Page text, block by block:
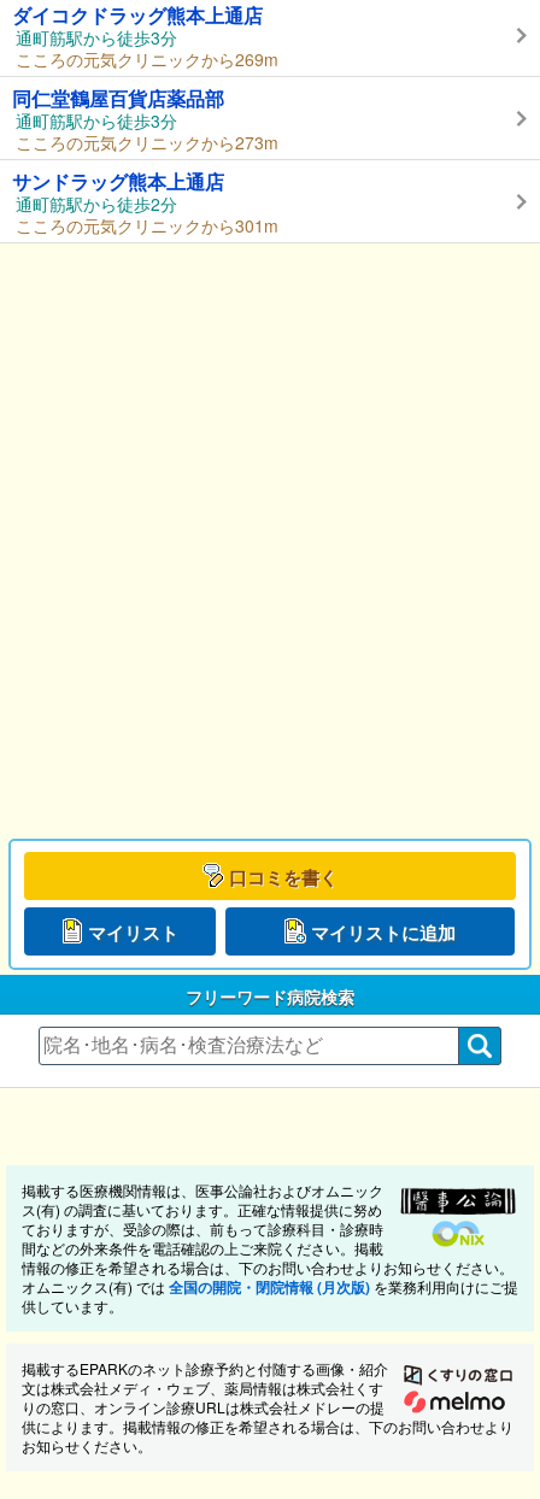
ダイコクドラッグ熊本上通店
通町筋駅から徒歩3分
こころの元気クリニックから269m
同仁堂鶴屋百貨店薬品部
通町筋駅から徒歩3分
こころの元気クリニックから273m
サンドラッグ熊本上通店
通町筋駅から徒歩2分
こころの元気クリニックから301m
口コミを書く
マイリスト マイリストに追加
フリーワード病院検索
掲載する医療機関情報は、医事公論社およびオムニック
ス(有) の調査に基いております。正確な情報提供に努め
ておりますが、受診の際は、前もって診療科目・診療時
間などの外来条件を電話確認の上ご来院ください。掲載
情報の修正を希望される場合は、下のお問い合わせよりお知らせください。
オムニックス(有) では 全国の開院・閉院情報 (月次版) を業務利用向けにご提
供しています。
掲載するEPARKのネット診療予約と付随する画像・紹介
文は株式会社メディ・ウェブ、薬局情報は株式会社くす
りの窓口、オンライン診療URLは株式会社メドレーの提
供によります。掲載情報の修正を希望される場合は、下のお問い合わせより
お知らせください。